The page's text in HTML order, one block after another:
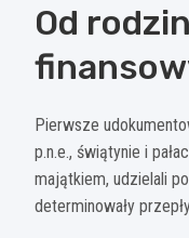
Od
Pierwsze
p.n.e., świątynie i
majątkiem, udzielali
determinowały